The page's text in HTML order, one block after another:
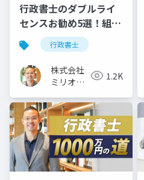
行政書士のダブルライ
センスお勧め5選！組み
合わせるなら、この資
格
行政書士
株式会社
ミリオン
1.2K